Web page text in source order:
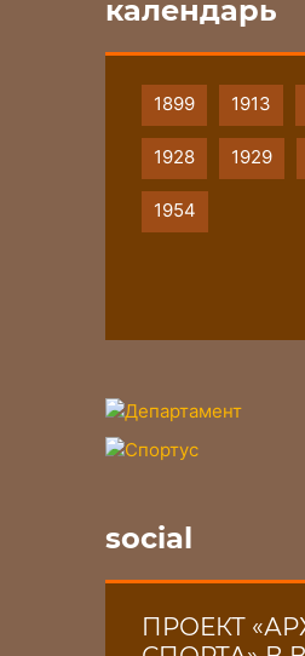
календарь
1899 1913
1928 1929
1954
social
ПРОЕКТ